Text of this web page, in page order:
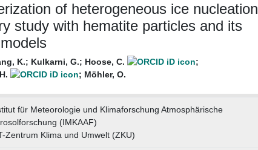
of heterogeneous ice nucleation
study with hematite particles and its
K.; Kulkarni, G.; Hoose, C.
;
; Möhler, O.
für Meteorologie und Klimaforschung Atmosphärische
(IMKAAF)
Zentrum Klima und Umwelt (ZKU)